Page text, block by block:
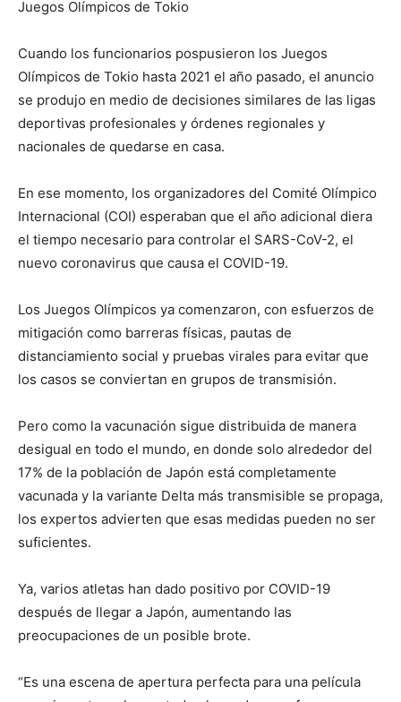
Juegos Olímpicos de Tokio
Cuando los funcionarios pospusieron los Juegos
Olímpicos de Tokio hasta 2021 el año pasado, el anuncio
se produjo en medio de decisiones similares de las ligas
deportivas profesionales y órdenes regionales y
nacionales de quedarse en casa.
En ese momento, los organizadores del Comité Olímpico
Internacional (COI) esperaban que el año adicional diera
el tiempo necesario para controlar el SARS-CoV-2, el
nuevo coronavirus que causa el COVID-19.
Los Juegos Olímpicos ya comenzaron, con esfuerzos de
mitigación como barreras físicas, pautas de
distanciamiento social y pruebas virales para evitar que
los casos se conviertan en grupos de transmisión.
Pero como la vacunación sigue distribuida de manera
desigual en todo el mundo, en donde solo alrededor del
17% de la población de Japón está completamente
vacunada y la variante Delta más transmisible se propaga,
los expertos advierten que esas medidas pueden no ser
suficientes.
Ya, varios atletas han dado positivo por COVID-19
después de llegar a Japón, aumentando las
preocupaciones de un posible brote.
“Es una escena de apertura perfecta para una película